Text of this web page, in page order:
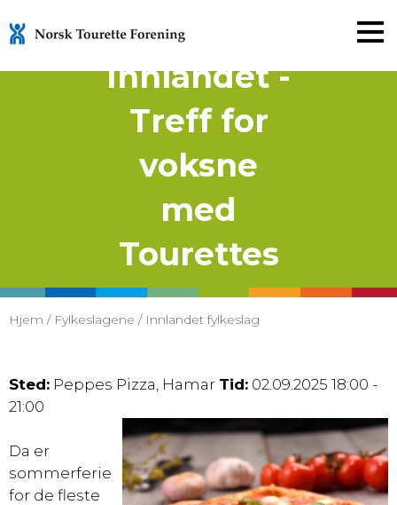
Innlandet -
Treff for
voksne
med
Tourettes
Hjem / Fylkeslagene / Innlandet fylkeslag
Sted: Peppes Pizza, Hamar Tid: 02.09.2025 18:00 -
21:00
Da er
sommerferie
for de fleste